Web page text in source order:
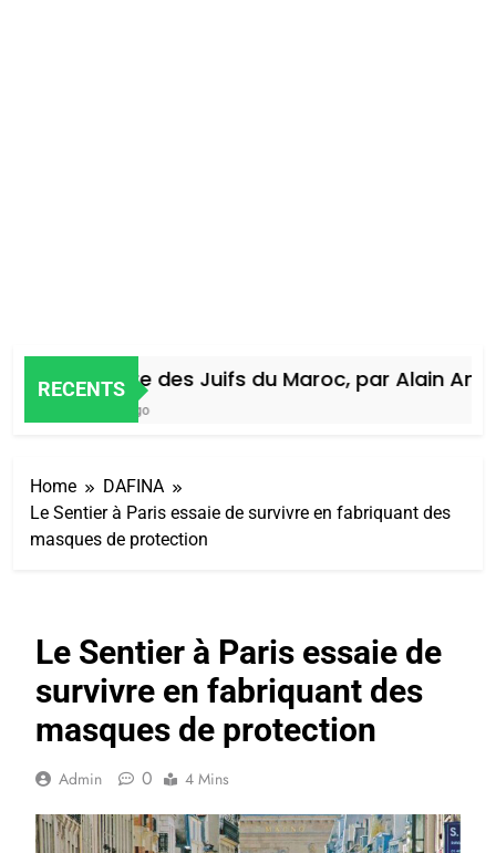
RECENTS
Histoire des Juifs du Maroc, par Alain Amiel
Home
DAFINA
Le Sentier à Paris essaie de survivre en fabriquant des
masques de protection
Le Sentier à Paris essaie de
survivre en fabriquant des
masques de protection
Admin 0 4 Mins